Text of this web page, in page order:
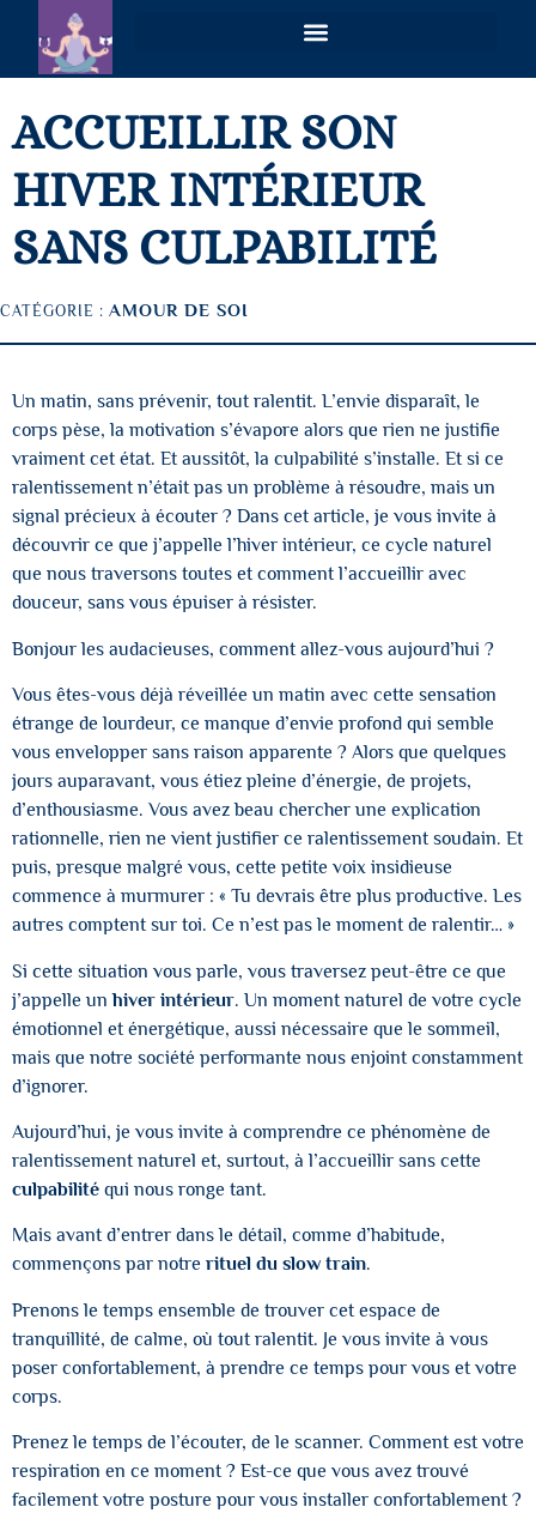
ACCUEILLIR SON
HIVER INTÉRIEUR
SANS CULPABILITÉ
CATÉGORIE : AMOUR DE SOI
Un matin, sans prévenir, tout ralentit. L’envie disparaît, le
corps pèse, la motivation s’évapore alors que rien ne justifie
vraiment cet état. Et aussitôt, la culpabilité s’installe. Et si ce
ralentissement n’était pas un problème à résoudre, mais un
signal précieux à écouter ? Dans cet article, je vous invite à
découvrir ce que j’appelle l’hiver intérieur, ce cycle naturel
que nous traversons toutes et comment l’accueillir avec
douceur, sans vous épuiser à résister.
Bonjour les audacieuses, comment allez-vous aujourd’hui ?
Vous êtes-vous déjà réveillée un matin avec cette sensation
étrange de lourdeur, ce manque d’envie profond qui semble
vous envelopper sans raison apparente ? Alors que quelques
jours auparavant, vous étiez pleine d’énergie, de projets,
d’enthousiasme. Vous avez beau chercher une explication
rationnelle, rien ne vient justifier ce ralentissement soudain. Et
puis, presque malgré vous, cette petite voix insidieuse
commence à murmurer : « Tu devrais être plus productive. Les
autres comptent sur toi. Ce n’est pas le moment de ralentir… »
Si cette situation vous parle, vous traversez peut-être ce que
j’appelle unhiver intérieur. Un moment naturel de votre cycle
émotionnel et énergétique, aussi nécessaire que le sommeil,
mais que notre société performante nous enjoint constamment
d’ignorer.
Aujourd’hui, je vous invite à comprendre ce phénomène de
ralentissement naturel et, surtout, à l’accueillir sans cette
culpabilité qui nous ronge tant.
Mais avant d’entrer dans le détail, comme d’habitude,
commençons par notre rituel du slow train.
Prenons le temps ensemble de trouver cet espace de
tranquillité, de calme, où tout ralentit. Je vous invite à vous
poser confortablement, à prendre ce temps pour vous et votre
corps.
Prenez le temps de l’écouter, de le scanner. Comment est votre
respiration en ce moment ? Est-ce que vous avez trouvé
facilement votre posture pour vous installer confortablement ?